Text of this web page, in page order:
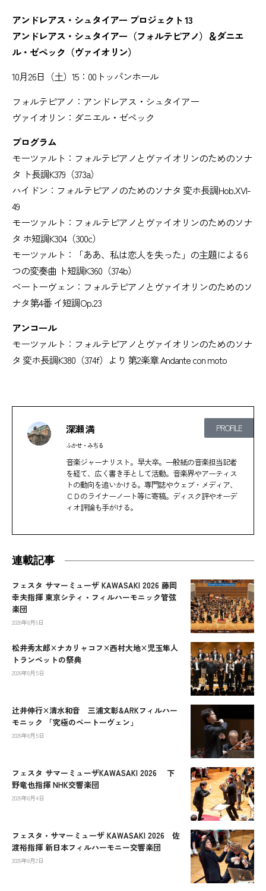
アンドレアス・シュタイアー プロジェクト 13
アンドレアス・シュタイアー（フォルテピアノ）＆ダニエ
ル・ゼペック（ヴァイオリン）
10月26日（土）15：00トッパンホール
フォルテピアノ：アンドレアス・シュタイアー
ヴァイオリン：ダニエル・ゼペック
プログラム
モーツァルト：フォルテピアノとヴァイオリンのためのソナ
タ ト長調K379（373a）
ハイドン：フォルテピアノのためのソナタ 変ホ長調Hob.XVI-
49
モーツァルト：フォルテピアノとヴァイオリンのためのソナ
タ ホ短調K304（300c）
モーツァルト：「ああ、私は恋人を失った」の主題による6
つの変奏曲 ト短調K360（374b）
ベートーヴェン：フォルテピアノとヴァイオリンのためのソ
ナタ第4番 イ短調Op.23
アンコール
モーツァルト：フォルテピアノとヴァイオリンのためのソナ
タ 変ホ長調K380（374f）より 第2楽章 Andante con moto
PROFILE
深瀬 満
ふかせ・みちる
音楽ジャーナリスト。早大卒。一般紙の音楽担当記者
を経て、広く書き手として活動。音楽界やアーティス
トの動向を追いかける。専門誌やウェブ・メディア、
ＣＤのライナーノート等に寄稿。ディスク評やオーデ
ィオ評論も手がける。
連載記事
フェスタ サマーミューザ KAWASAKI 2026 藤岡
幸夫指揮 東京シティ・フィルハーモニック管弦
楽団
2026年8月6日
松井秀太郎×ナカリャコフ×西村大地×児玉隼人
トランペットの祭典
2026年8月5日
辻󠄀井伸行×清水和音 三浦文彰&ARKフィルハー
モニック 「究極のベートーヴェン」
2026年8月5日
フェスタ サマーミューザKAWASAKI 2026 下
野竜也指揮 NHK交響楽団
2026年8月4日
フェスタ・サマーミューザ KAWASAKI 2026 佐
渡裕指揮 新日本フィルハーモニー交響楽団
2026年8月2日